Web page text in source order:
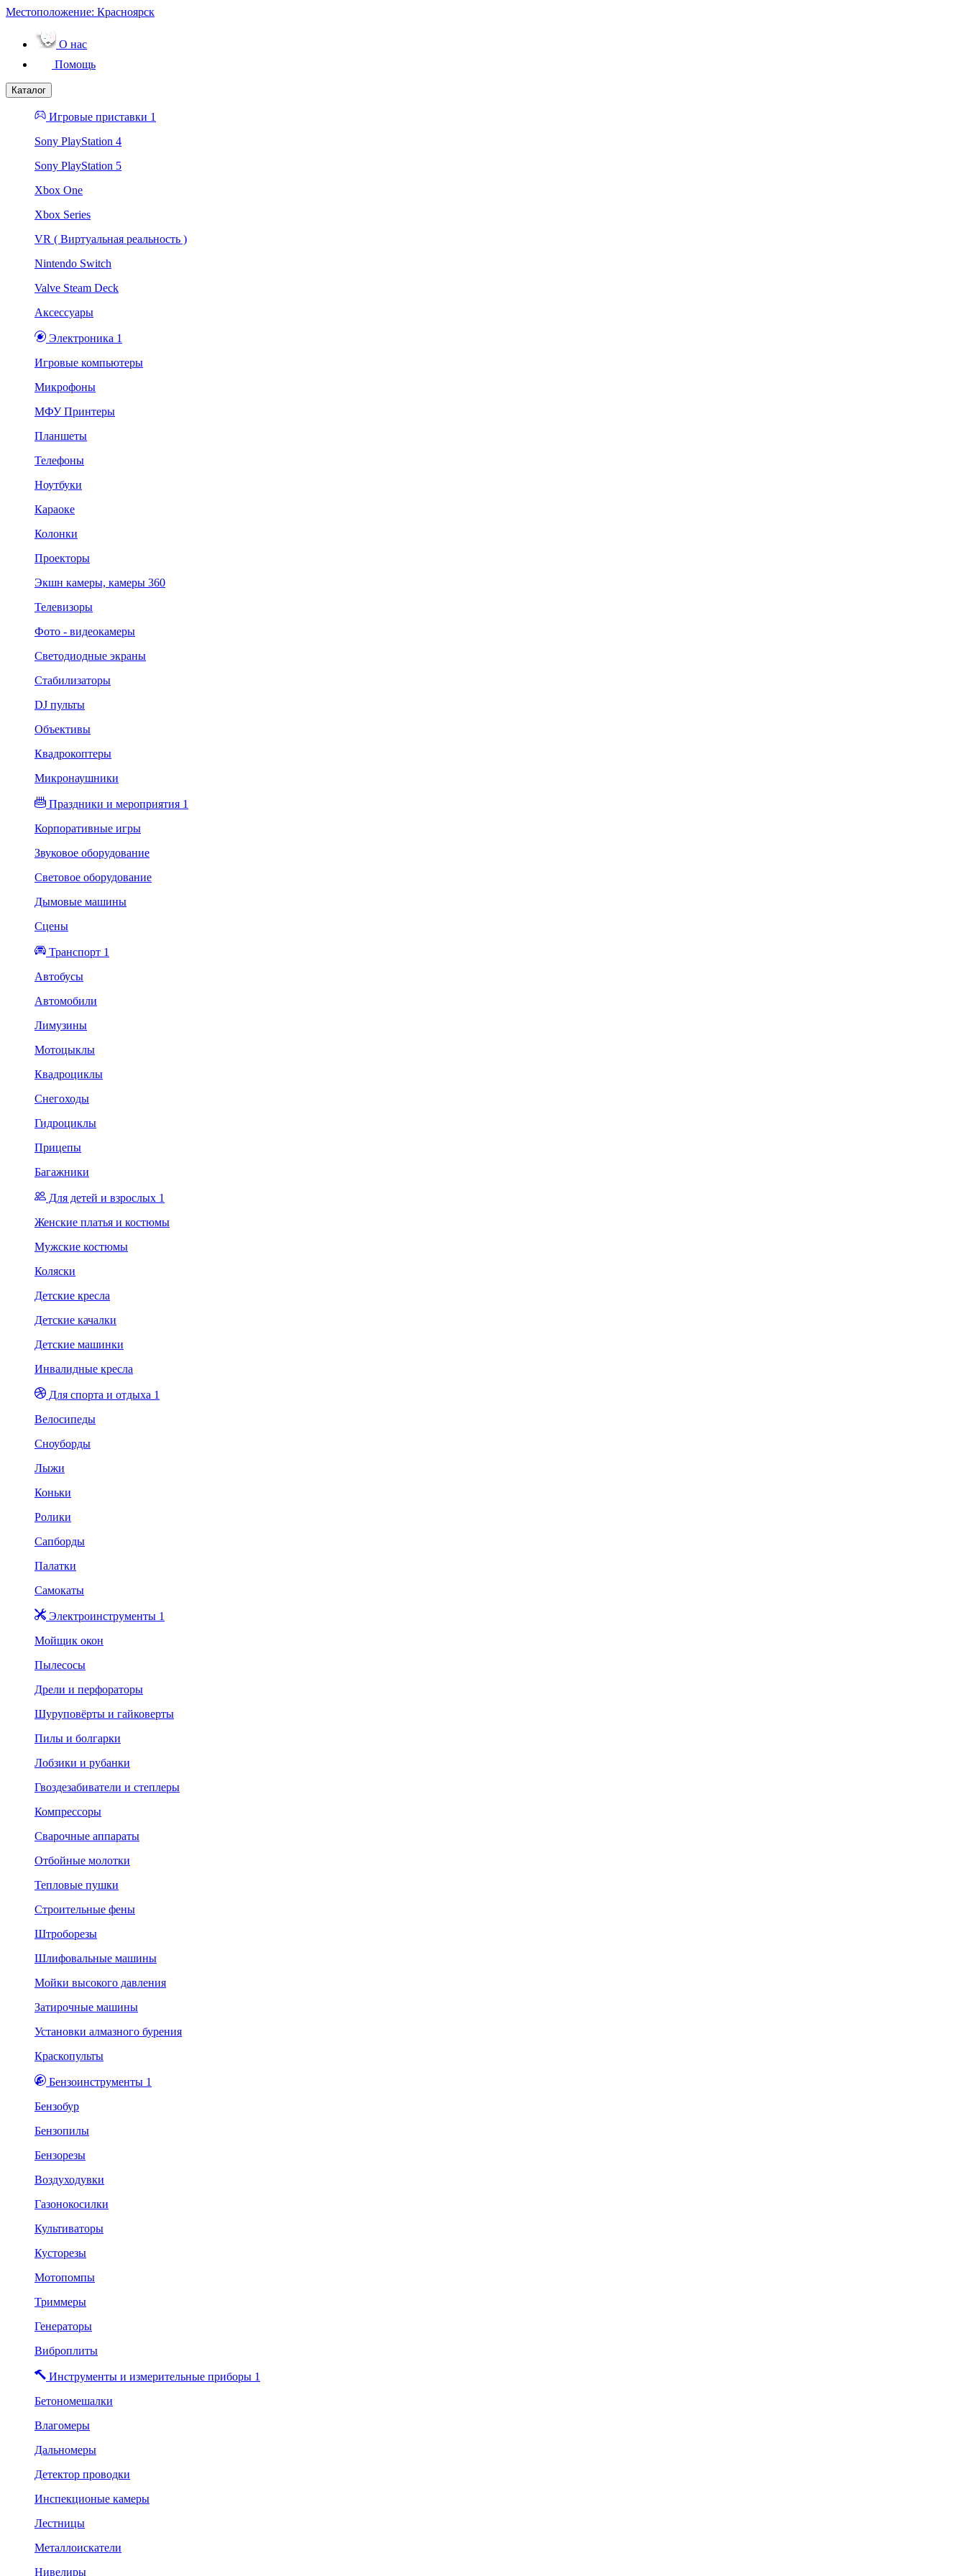
Местоположение: Красноярск
О нас
Помощь
Каталог
Игровые приставки 1
Sony PlayStation 4
Sony PlayStation 5
Xbox One
Xbox Series
VR ( Виртуальная реальность )
Nintendo Switch
Valve Steam Deck
Аксессуары
Электроника 1
Игровые компьютеры
Микрофоны
МФУ Принтеры
Планшеты
Телефоны
Ноутбуки
Караоке
Колонки
Проекторы
Экшн камеры, камеры 360
Телевизоры
Фото - видеокамеры
Светодиодные экраны
Стабилизаторы
DJ пульты
Объективы
Квадрокоптеры
Микронаушники
Праздники и мероприятия 1
Корпоративные игры
Звуковое оборудование
Световое оборудование
Дымовые машины
Сцены
Транспорт 1
Автобусы
Автомобили
Лимузины
Мотоцыклы
Квадроциклы
Снегоходы
Гидроциклы
Прицепы
Багажники
Для детей и взрослых 1
Женские платья и костюмы
Мужские костюмы
Коляски
Детские кресла
Детские качалки
Детские машинки
Инвалидные кресла
Для спорта и отдыха 1
Велосипеды
Сноуборды
Лыжи
Коньки
Ролики
Сапборды
Палатки
Самокаты
Электроинструменты 1
Мойщик окон
Пылесосы
Дрели и перфораторы
Шуруповёрты и гайковерты
Пилы и болгарки
Лобзики и рубанки
Гвоздезабиватели и степлеры
Компрессоры
Сварочные аппараты
Отбойные молотки
Тепловые пушки
Строительные фены
Штроборезы
Шлифовальные машины
Мойки высокого давления
Затирочные машины
Установки алмазного бурения
Краскопульты
Бензоинструменты 1
Бензобур
Бензопилы
Бензорезы
Воздуходувки
Газонокосилки
Культиваторы
Кусторезы
Мотопомпы
Триммеры
Генераторы
Виброплиты
Инструменты и измерительные приборы 1
Бетономешалки
Влагомеры
Дальномеры
Детектор проводки
Инспекционые камеры
Лестницы
Металлоискатели
Нивелиры